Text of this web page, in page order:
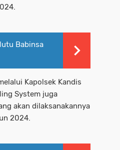
Babinsa
Kapolsek Kandis
System juga
akan dilaksanakannya
2024.